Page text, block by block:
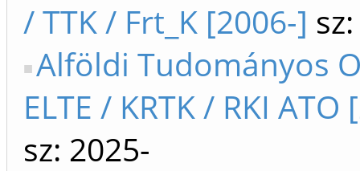
/ TTK / Frt_K [2006-]
Alföldi Tudományos
ELTE / KRTK / RKI ATO
sz: 2025-